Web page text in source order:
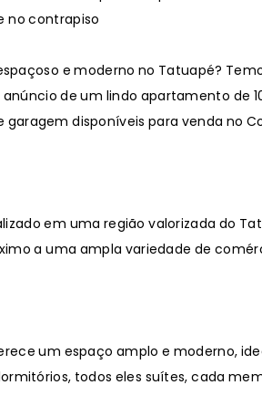
no contrapiso
e moderno no Tatuapé?
de um lindo apartamento de
garagem disponíveis para venda no
em uma região valorizada do
a uma ampla variedade de
um espaço amplo e moderno,
todos eles suítes, cada